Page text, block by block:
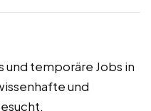
und temporäre Jobs in
und